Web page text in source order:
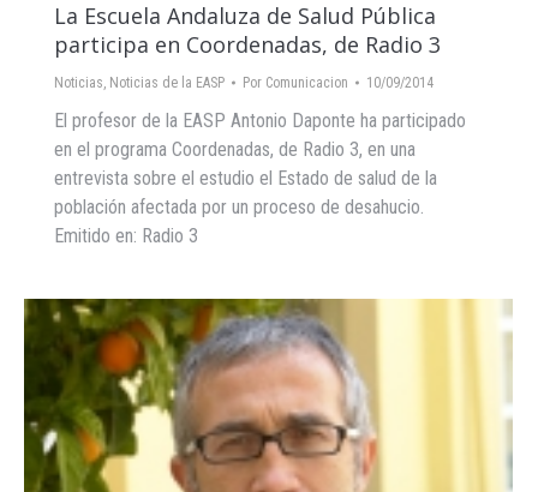
La Escuela Andaluza de Salud Pública
participa en Coordenadas, de Radio 3
Noticias, Noticias de la EASP Por Comunicacion 10/09/2014
El profesor de la EASP Antonio Daponte ha participado
en el programa Coordenadas, de Radio 3, en una
entrevista sobre el estudio el Estado de salud de la
población afectada por un proceso de desahucio.
Emitido en: Radio 3